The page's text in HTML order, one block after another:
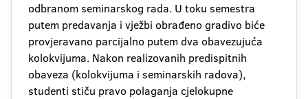
odbranom seminarskog rada. U toku semestra
putem predavanja i vježbi obrađeno gradivo biće
provjeravano parcijalno putem dva obavezujuća
kolokvijuma. Nakon realizovanih predispitnih
obaveza (kolokvijuma i seminarskih radova),
studenti stiču pravo polaganja cjelokupne